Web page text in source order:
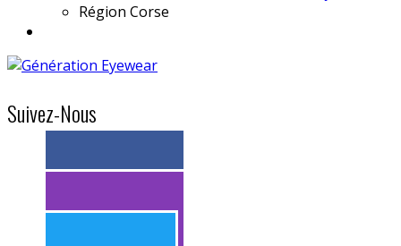
Région Corse
Suivez-Nous
> 11k abonnés
> 11k abonnés